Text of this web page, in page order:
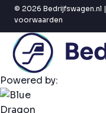
© 2026 Bedrijfswagen.nl |
voorwaarden
Powered by: